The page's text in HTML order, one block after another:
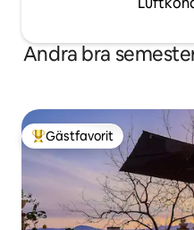
Andra bra
Populär gästfavorit
Gästfavorit